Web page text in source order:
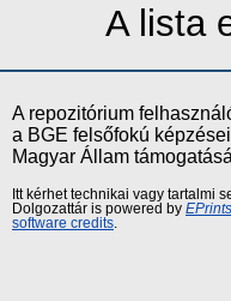
A lista
A repozitórium
a BGE felsőfokú
Magyar Állam
Itt kérhet technikai vagy tartalmi
Dolgozattár is powered by
software credits